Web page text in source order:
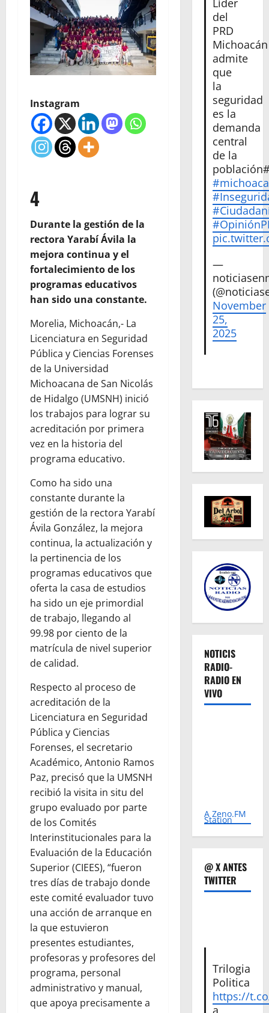
Instagram
4
Durante la gestión de la
rectora Yarabí Ávila la
mejora continua y el
fortalecimiento de los
programas educativos
han sido una constante.
Morelia, Michoacán,- La
Licenciatura en Seguridad
Pública y Ciencias Forenses
de la Universidad
Michoacana de San Nicolás
de Hidalgo (UMSNH) inició
los trabajos para lograr su
acreditación por primera
vez en la historia del
programa educativo.
Como ha sido una
constante durante la
gestión de la rectora Yarabí
Ávila González, la mejora
continua, la actualización y
la pertinencia de los
programas educativos que
oferta la casa de estudios
ha sido un eje primordial
de trabajo, llegando al
99.98 por ciento de la
matrícula de nivel superior
de calidad.
Respecto al proceso de
acreditación de la
Licenciatura en Seguridad
Pública y Ciencias
Forenses, el secretario
Académico, Antonio Ramos
Paz, precisó que la UMSNH
recibió la visita in situ del
grupo evaluado por parte
de los Comités
Interinstitucionales para la
Evaluación de la Educación
Superior (CIEES), “fueron
tres días de trabajo donde
este comité evaluador tuvo
una acción de arranque en
la que estuvieron
presentes estudiantes,
profesoras y profesores del
programa, personal
administrativo y manual,
que apoya precisamente a
Líder
del
PRD
Michoacán
admite
que
la
seguridad
es la
demanda
central
de la
—
November
25,
2025
NOTICIS
RADIO-
RADIO EN
VIVO
A Zeno.FM
Station
@ X ANTES
TWITTER
Trilogia
Politica
https://